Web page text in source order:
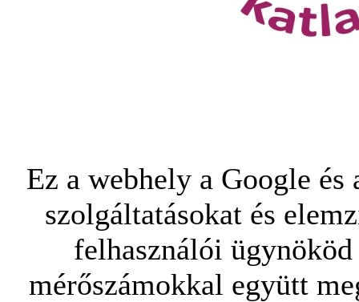
Ez a webhely a Google
szolgáltatásokat és
felhasználói
mérőszámokkal együtt